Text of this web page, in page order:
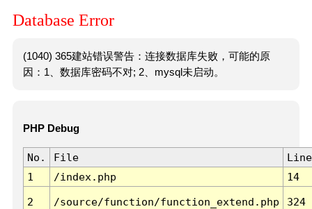
Database Error
(1040) 365建站错误警告：连接数据库失败，可能的原
因：1、数据库密码不对; 2、mysql未启动。
PHP Debug
No. File
Line
1
/index.php 14
2 /source/function/function_extend.php 324